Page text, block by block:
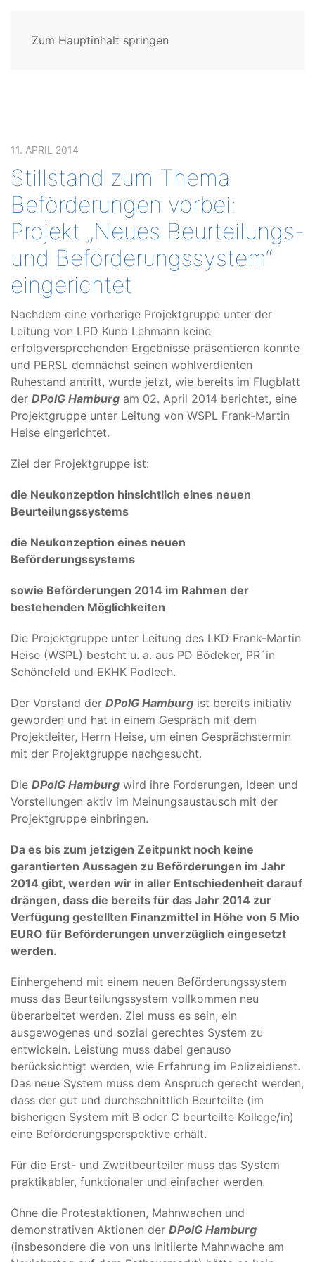
Zum Hauptinhalt springen
11. APRIL 2014
Stillstand zum Thema
Beförderungen vorbei:
Projekt „Neues Beurteilungs-
und Beförderungssystem“
eingerichtet
Nachdem eine vorherige Projektgruppe unter der
Leitung von LPD Kuno Lehmann keine
erfolgversprechenden Ergebnisse präsentieren konnte
und PERSL demnächst seinen wohlverdienten
Ruhestand antritt, wurde jetzt, wie bereits im Flugblatt
der DPolG Hamburg am 02. April 2014 berichtet, eine
Projektgruppe unter Leitung von WSPL Frank-Martin
Heise eingerichtet.
Ziel der Projektgruppe ist:
die Neukonzeption hinsichtlich eines neuen
Beurteilungssystems
die Neukonzeption eines neuen
Beförderungssystems
sowie Beförderungen 2014 im Rahmen der
bestehenden Möglichkeiten
Die Projektgruppe unter Leitung des LKD Frank-Martin
Heise (WSPL) besteht u. a. aus PD Bödeker, PR´in
Schönefeld und EKHK Podlech.
Der Vorstand der DPolG Hamburg ist bereits initiativ
geworden und hat in einem Gespräch mit dem
Projektleiter, Herrn Heise, um einen Gesprächstermin
mit der Projektgruppe nachgesucht.
Die DPolG Hamburg wird ihre Forderungen, Ideen und
Vorstellungen aktiv im Meinungsaustausch mit der
Projektgruppe einbringen.
Da es bis zum jetzigen Zeitpunkt noch keine
garantierten Aussagen zu Beförderungen im Jahr
2014 gibt, werden wir in aller Entschiedenheit darauf
drängen, dass die bereits für das Jahr 2014 zur
Verfügung gestellten Finanzmittel in Höhe von 5 Mio
EURO für Beförderungen unverzüglich eingesetzt
werden.
Einhergehend mit einem neuen Beförderungssystem
muss das Beurteilungssystem vollkommen neu
überarbeitet werden. Ziel muss es sein, ein
ausgewogenes und sozial gerechtes System zu
entwickeln. Leistung muss dabei genauso
berücksichtigt werden, wie Erfahrung im Polizeidienst.
Das neue System muss dem Anspruch gerecht werden,
dass der gut und durchschnittlich Beurteilte (im
bisherigen System mit B oder C beurteilte Kollege/in)
eine Beförderungsperspektive erhält.
Für die Erst- und Zweitbeurteiler muss das System
praktikabler, funktionaler und einfacher werden.
Ohne die Protestaktionen, Mahnwachen und
demonstrativen Aktionen der DPolG Hamburg
(insbesondere die von uns initiierte Mahnwache am